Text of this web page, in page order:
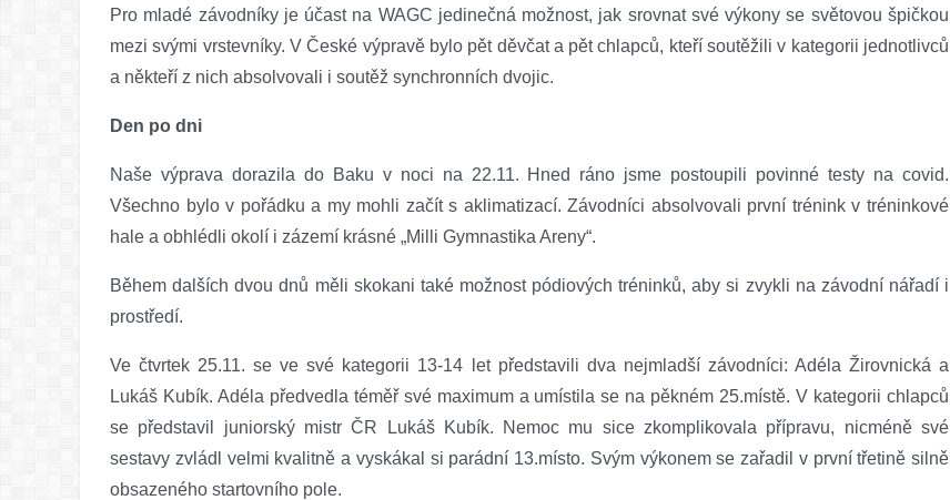
Pro mladé závodníky je účast na WAGC jedinečná možnost, jak srovnat své výkony se světovou špičkou
mezi svými vrstevníky. V České výpravě bylo pět děvčat a pět chlapců, kteří soutěžili v kategorii jednotlivců
a někteří z nich absolvovali i soutěž synchronních dvojic.
Den po dni
Naše výprava dorazila do Baku v noci na 22.11. Hned ráno jsme postoupili povinné testy na covid.
Všechno bylo v pořádku a my mohli začít s aklimatizací. Závodníci absolvovali první trénink v tréninkové
hale a obhlédli okolí i zázemí krásné „Milli Gymnastika Areny“.
Během dalších dvou dnů měli skokani také možnost pódiových tréninků, aby si zvykli na závodní nářadí i
prostředí.
Ve čtvrtek 25.11. se ve své kategorii 13-14 let představili dva nejmladší závodníci: Adéla Žirovnická a
Lukáš Kubík. Adéla předvedla téměř své maximum a umístila se na pěkném 25.místě. V kategorii chlapců
se představil juniorský mistr ČR Lukáš Kubík. Nemoc mu sice zkomplikovala přípravu, nicméně své
sestavy zvládl velmi kvalitně a vyskákal si parádní 13.místo. Svým výkonem se zařadil v první třetině silně
obsazeného startovního pole.